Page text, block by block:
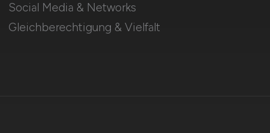
Social Media & Networks
Gleichberechtigung & Vielfalt